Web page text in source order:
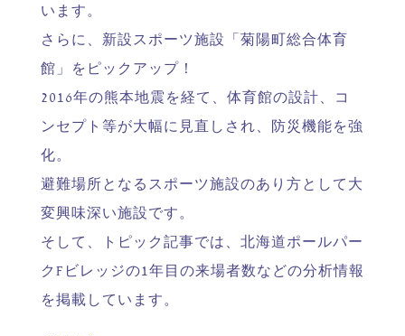
います。
さらに、新設スポーツ施設「菊陽町総合体育
館」をピックアップ！
2016年の熊本地震を経て、体育館の設計、コ
ンセプト等が大幅に見直しされ、防災機能を強
化。
避難場所となるスポーツ施設のあり方として大
変興味深い施設です。
そして、トピック記事では、北海道ポールパー
クFビレッジの1年目の来場者数などの分析情報
を掲載しています。